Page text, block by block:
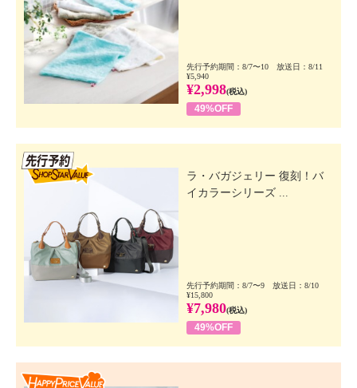
先行予約期間：8/7〜10 放送日：8/11
¥5,940
¥2,998(税込)
49%OFF
ラ・バガジェリー 復刻！バ
イカラーシリーズ ...
先行予約期間：8/7〜9 放送日：8/10
¥15,800
¥7,980(税込)
49%OFF